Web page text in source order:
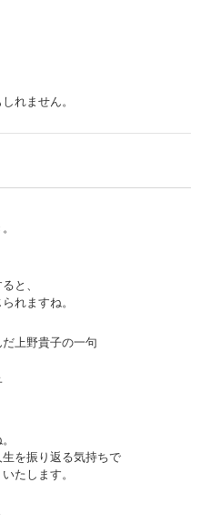
れません。
と、
れますね。
上野貴子の一句
を振り返る気持ちで
たします。